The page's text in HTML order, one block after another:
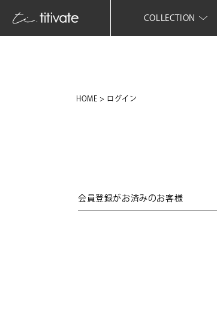
COLLECTION
HOME ログイン
会員登録がお済みのお客様